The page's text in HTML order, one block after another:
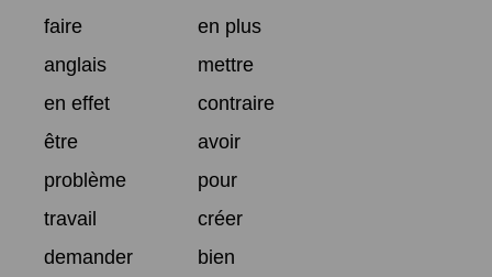
faire
en plus
anglais
mettre
en effet
contraire
être
avoir
problème
pour
travail
créer
demander
bien